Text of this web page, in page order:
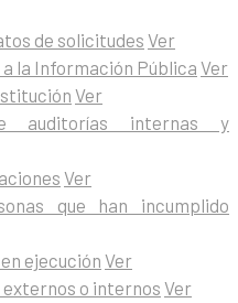
de solicitudes Ver
la Información Pública Ver
Ver
auditorías internas y
Ver
que han incumplido
ejecución Ver
o internos Ver